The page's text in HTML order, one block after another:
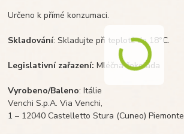
Určeno k přímékonzumaci.
Skladování: Skladujte při teplotě do 18°C.
Legislativní zařazení:Mléčná čokoláda
Vyrobeno/Baleno: Itálie
Venchi S.p.A. Via Venchi,
1 – 12040 Castelletto Stura (Cuneo) Piemonte